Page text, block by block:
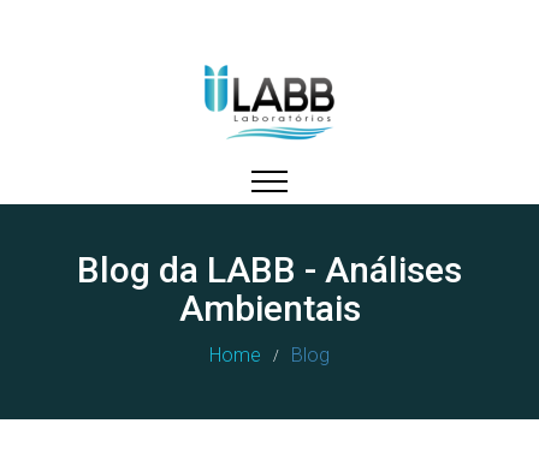
Blog da LABB - Análises
Ambientais
Home Blog